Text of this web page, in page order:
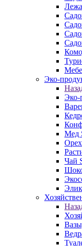
Эко-
Эко-
Мед
Чай